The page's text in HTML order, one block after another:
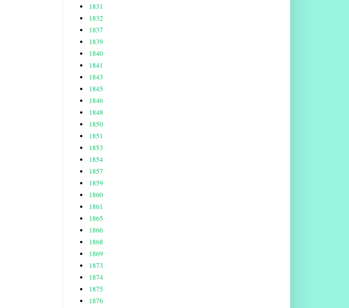
1831
1832
1837
1839
1840
1841
1843
1845
1846
1848
1850
1851
1853
1854
1857
1859
1860
1861
1865
1866
1868
1869
1873
1874
1875
1876